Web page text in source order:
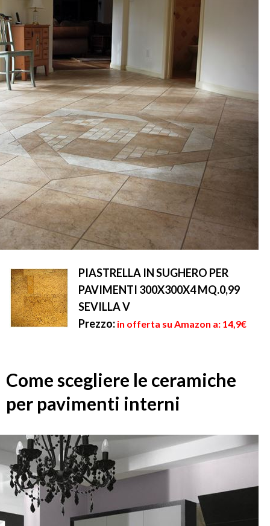
PIASTRELLA IN SUGHERO PER
PAVIMENTI 300X300X4 MQ.0,99
SEVILLA V
Prezzo: in offerta su Amazon a: 14,9€
Come scegliere le ceramiche
per pavimenti interni